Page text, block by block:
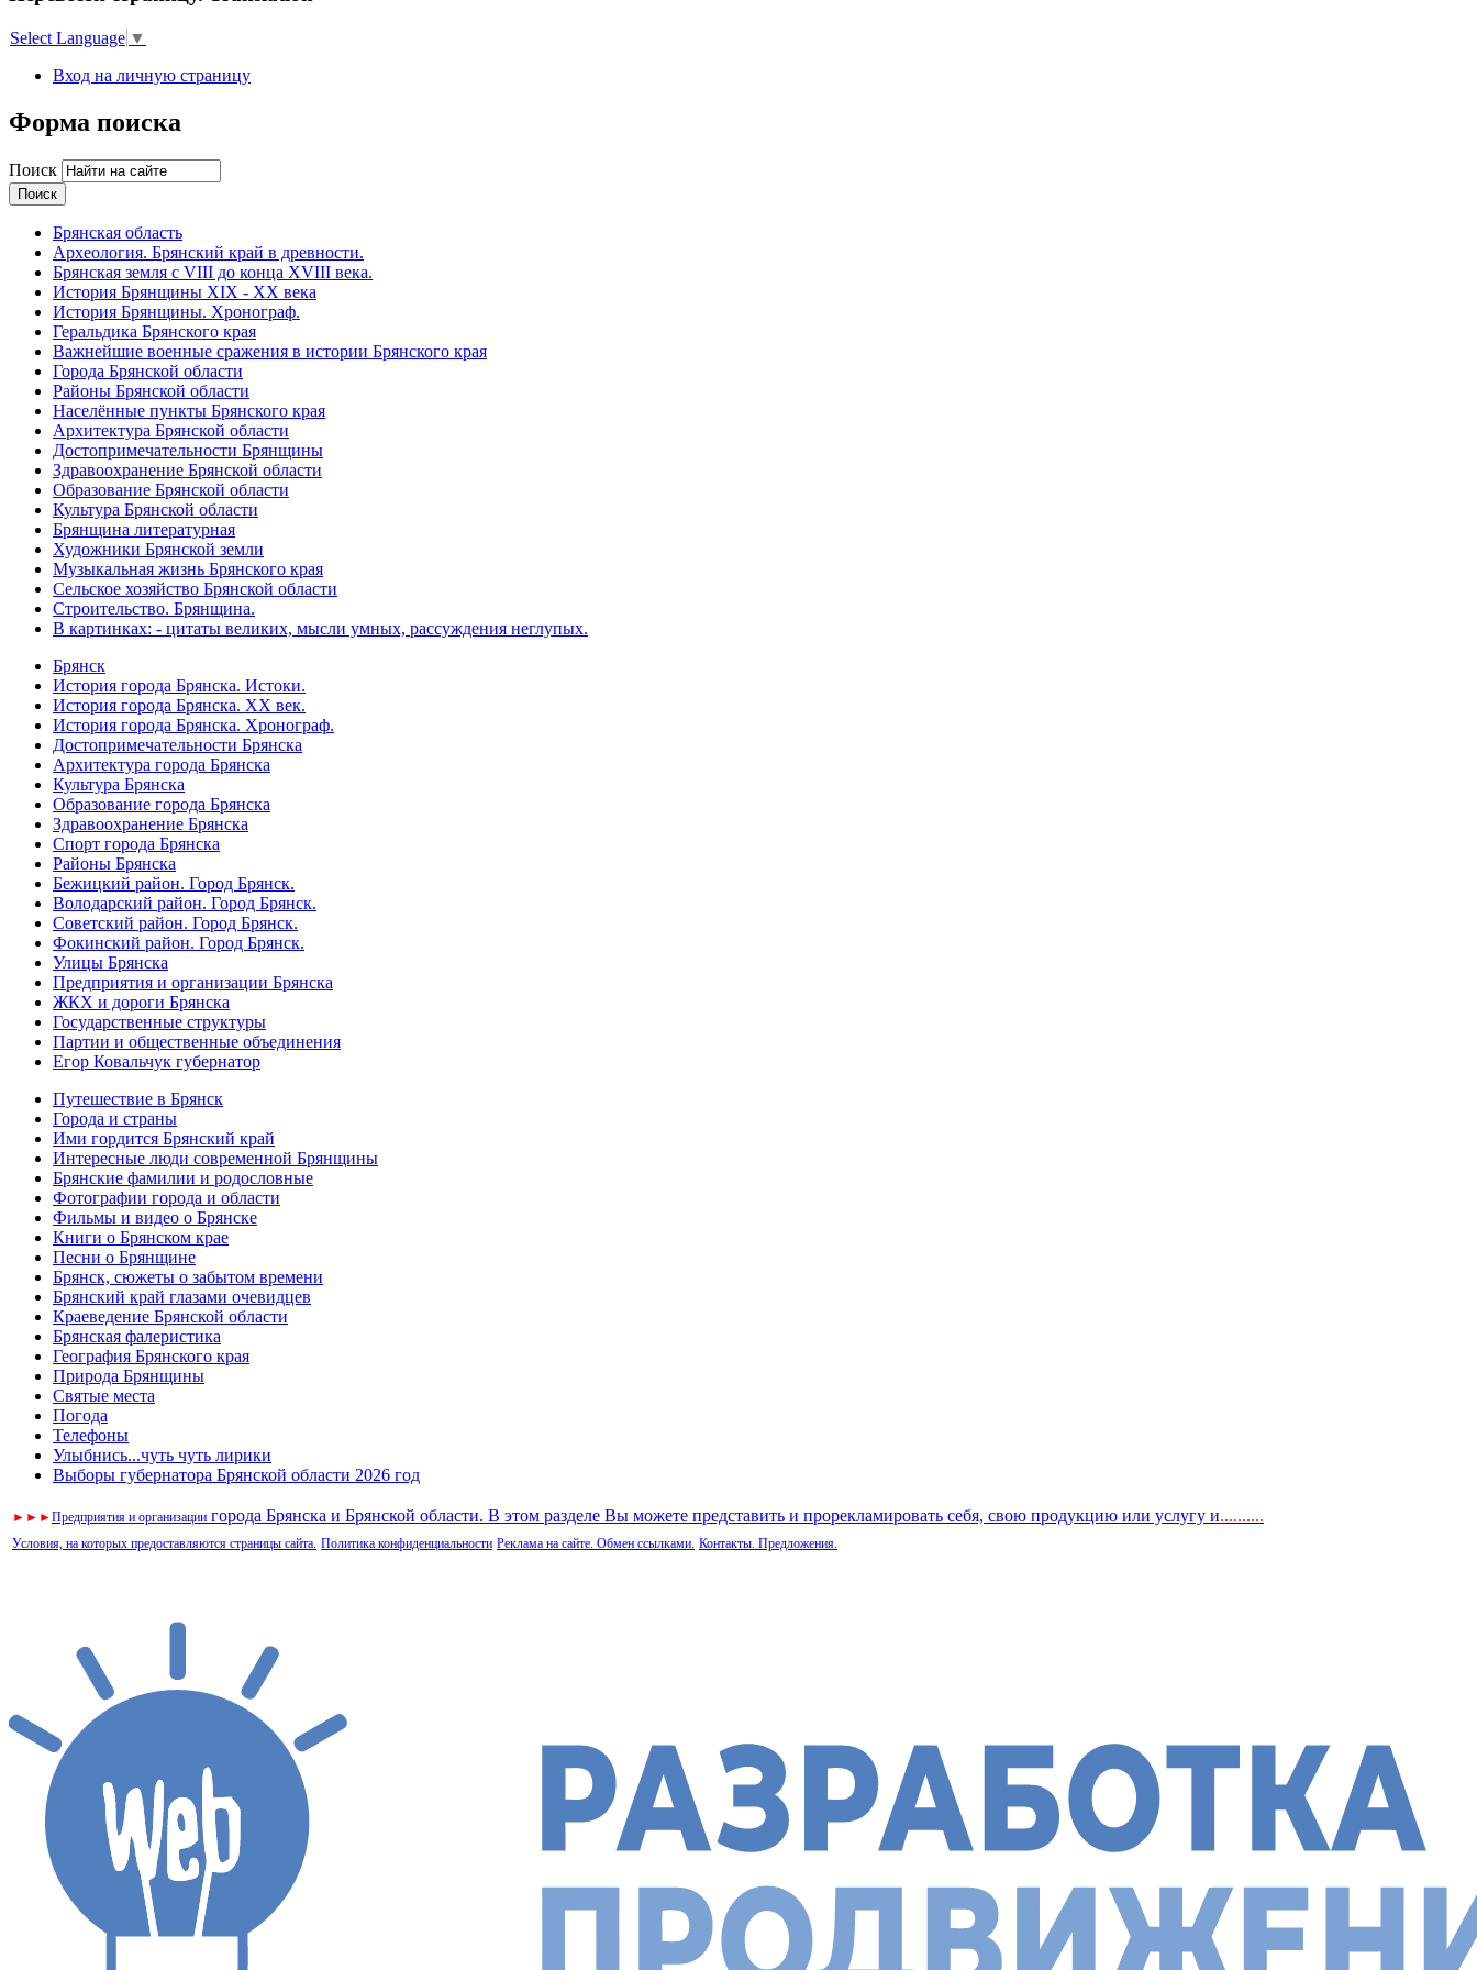
Select Language ▼
Вход на личную страницу
Форма поиска
Поиск
Брянская область
Археология. Брянский край в древности.
Брянская земля с VIII до конца XVIII века.
История Брянщины XIX - XX века
История Брянщины. Хронограф.
Геральдика Брянского края
Важнейшие военные сражения в истории Брянского края
Города Брянской области
Районы Брянской области
Населённые пункты Брянского края
Архитектура Брянской области
Достопримечательности Брянщины
Здравоохранение Брянской области
Образование Брянской области
Культура Брянской области
Брянщина литературная
Художники Брянской земли
Музыкальная жизнь Брянского края
Сельское хозяйство Брянской области
Строительство. Брянщина.
В картинках: - цитаты великих, мысли умных, рассуждения неглупых.
Брянск
История города Брянска. Истоки.
История города Брянска. XX век.
История города Брянска. Хронограф.
Достопримечательности Брянска
Архитектура города Брянска
Культура Брянска
Образование города Брянска
Здравоохранение Брянска
Спорт города Брянска
Районы Брянска
Бежицкий район. Город Брянск.
Володарский район. Город Брянск.
Советский район. Город Брянск.
Фокинский район. Город Брянск.
Улицы Брянска
Предприятия и организации Брянска
ЖКХ и дороги Брянска
Государственные структуры
Партии и общественные объединения
Егор Ковальчук губернатор
Путешествие в Брянск
Города и страны
Ими гордится Брянский край
Интересные люди современной Брянщины
Брянские фамилии и родословные
Фотографии города и области
Фильмы и видео о Брянске
Книги о Брянском крае
Песни о Брянщине
Брянск, сюжеты о забытом времени
Брянский край глазами очевидцев
Краеведение Брянской области
Брянская фалеристика
География Брянского края
Природа Брянщины
Святые места
Погода
Телефоны
Улыбнись...чуть чуть лирики
Выборы губернатора Брянской области 2026 год
► ► ►Предприятия и организации города Брянска и Брянской области. В этом разделе Вы можете представить и прорекламировать себя, свою продукцию или услугу и..........
Условия, на которых предоставляются страницы сайта. Политика конфиденциальности Реклама на сайте. Обмен ссылками. Контакты. Предложения.